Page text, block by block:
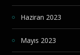
Haziran 2023
Mayıs 2023